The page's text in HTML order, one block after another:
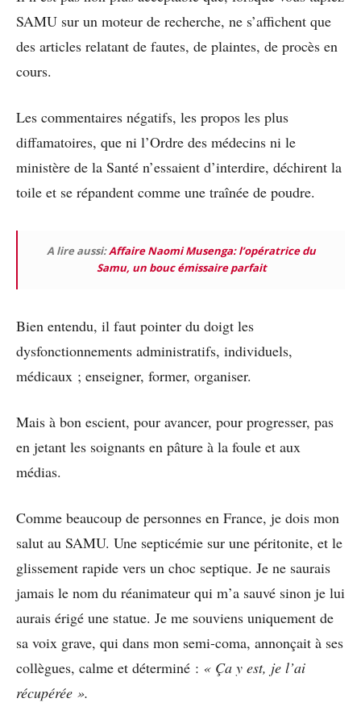
SAMU sur un moteur de recherche, ne s’affichent que
des articles relatant de fautes, de plaintes, de procès en
cours.
Les commentaires négatifs, les propos les plus
diffamatoires, que ni l’Ordre des médecins ni le
ministère de la Santé n’essaient d’interdire, déchirent la
toile et se répandent comme une traînée de poudre.
A lire aussi:Affaire Naomi Musenga: l’opératrice du
Samu, un bouc émissaire parfait
Bien entendu, il faut pointer du doigt les
dysfonctionnements administratifs, individuels,
médicaux ; enseigner, former, organiser.
Mais à bon escient, pour avancer, pour progresser, pas
en jetant les soignants en pâture à la foule et aux
médias.
Comme beaucoup de personnes en France, je dois mon
salut au SAMU. Une septicémie sur une péritonite, et le
glissement rapide vers un choc septique. Je ne saurais
jamais le nom du réanimateur qui m’a sauvé sinon je lui
aurais érigé une statue. Je me souviens uniquement de
sa voix grave, qui dans mon semi-coma, annonçait à ses
collègues, calme et déterminé : « Ça y est, je l’ai
récupérée ».